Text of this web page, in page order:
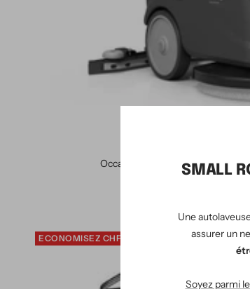
SMALL
Une
assurer un
Soyez parmi
Occasion - Autolaveuse IPC-
ECONOMISEZ CHF 10'480.00